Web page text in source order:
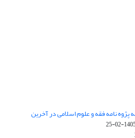
نامه فقه و علوم اسلامی در آخرین
1405-